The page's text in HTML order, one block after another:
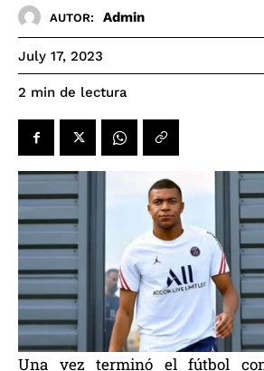
AUTOR: Admin
July 17, 2023
2 min de lectura
Una vez terminó el fútbol